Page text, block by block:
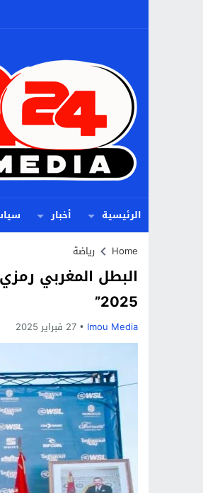
الرئيسية أخبار
Home رياضة
البطل المغربي
2025”
Imou Media 27 فبراير 2025